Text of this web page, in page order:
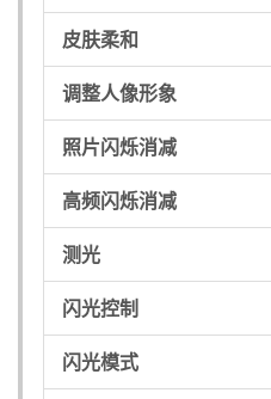
皮肤柔和
调整人像形象
照片闪烁消减
高频闪烁消减
测光
闪光控制
闪光模式